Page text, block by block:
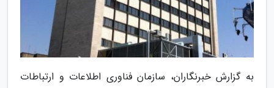
به گزارش خبرنگاران، سازمان فناوری اطلاعات و ارتباطات